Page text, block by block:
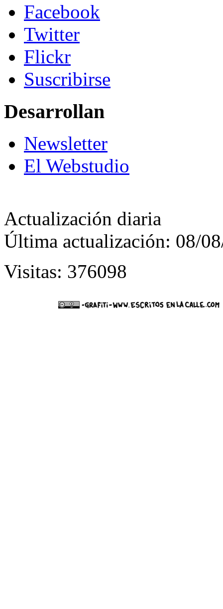
Facebook
Twitter
Flickr
Suscribirse
Desarrollan
Newsletter
El Webstudio
Actualización diaria
Última actualización: 08/
Visitas: 376098